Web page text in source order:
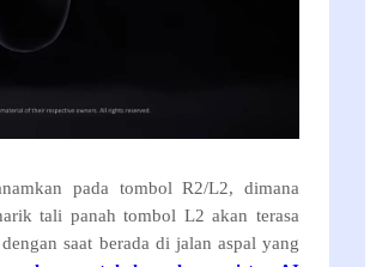
pada tombol R2/L2, dimana
tali panah tombol L2 akan terasa
saat berada di jalan aspal yang